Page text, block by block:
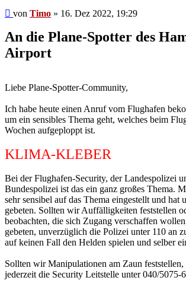
Beitrag
von Timo » 16. Dez 2022, 19:29
An die Plane-Spotter des
Airport
Liebe Plane-Spotter-Community,
Ich habe heute einen Anruf vom Flughafen
um ein sensibles Thema geht, welches beim
Wochen aufgeploppt ist.
KLIMA-KLEBER
Bei der Flughafen-Security, der Landespolizei
Bundespolizei ist das ein ganz großes Thema.
sehr sensibel auf das Thema eingestellt und hat
gebeten. Sollten wir Auffälligkeiten feststellen
beobachten, die sich Zugang verschaffen
gebeten, unverzüglich die Polizei unter 110 an
auf keinen Fall den Helden spielen und selber
Sollten wir Manipulationen am Zaun
jederzeit die Security Leitstelle unter 040/5075-